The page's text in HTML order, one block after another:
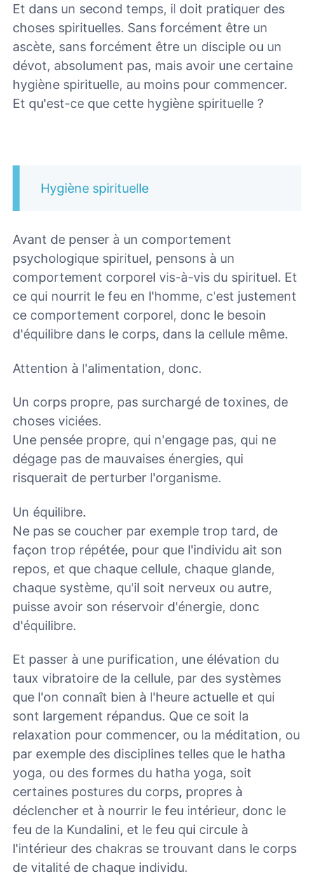
Et dans un second temps, il doit pratiquer des
choses spirituelles. Sans forcément être un
ascète, sans forcément être un disciple ou un
dévot, absolument pas, mais avoir une certaine
hygiène spirituelle, au moins pour commencer.
Et qu'est-ce que cette hygiène spirituelle ?
Hygiène spirituelle
Avant de penser à un comportement
psychologique spirituel, pensons à un
comportement corporel vis-à-vis du spirituel. Et
ce qui nourrit le feu en l'homme, c'est justement
ce comportement corporel, donc le besoin
d'équilibre dans le corps, dans la cellule même.
Attention à l'alimentation, donc.
Un corps propre, pas surchargé de toxines, de
choses viciées.
Une pensée propre, qui n'engage pas, qui ne
dégage pas de mauvaises énergies, qui
risquerait de perturber l'organisme.
Un équilibre.
Ne pas se coucher par exemple trop tard, de
façon trop répétée, pour que l'individu ait son
repos, et que chaque cellule, chaque glande,
chaque système, qu'il soit nerveux ou autre,
puisse avoir son réservoir d'énergie, donc
d'équilibre.
Et passer à une purification, une élévation du
taux vibratoire de la cellule, par des systèmes
que l'on connaît bien à l'heure actuelle et qui
sont largement répandus. Que ce soit la
relaxation pour commencer, ou la méditation, ou
par exemple des disciplines telles que le hatha
yoga, ou des formes du hatha yoga, soit
certaines postures du corps, propres à
déclencher et à nourrir le feu intérieur, donc le
feu de la Kundalini, et le feu qui circule à
l'intérieur des chakras se trouvant dans le corps
de vitalité de chaque individu.